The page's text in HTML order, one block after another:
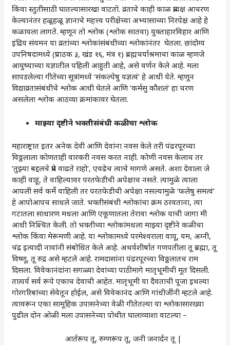
किंवा स्तुतीसाठी घातल्यासारखा वाटतो. व्रताचे काही काळ प्रत्यक्ष आचरण
केल्यानंतर हळूहळू ज्ञानाचे महत्त्व परीक्षेच्या अभ्यासाच्या निरपेक्ष आहे हे
कळायला लागते. म्हणून तो श्लोक (श्लोक सातवा) युक्ताहारविहार आणि
इंद्रिय संयमन या व्रतांच्या श्लोकांसंबंधीच्या श्लोकांनंतर घेतला. छांदोग्य
उपनिषदामध्ये (प्रपाठक ३, खंड १६, मंत्र १) ब्रह्मचर्याश्रमाचा काळ म्हणजे
आयुष्याच्या यज्ञातील पहिली आहुती आहे, असे वर्णन केले आहे. मला
सापडलेल्या गीतेच्या सूत्रांमध्ये ‌‘संकल्पेषु यज्ञत्वं‌’ हे आधी येते. म्हणून
विद्याव्रतासंबंधीचे श्लोक आधी घेतले आणि ‌‘कर्मसु कौशलं‌’ हा चरण
असलेला श्लोक आठव्या क्रमांकावर घेतला.
माझ्या दृष्टीने भक्तीसंबंधी कळीचा श्लोक
महाराष्ट्रात इतर अनेक देवी आणि देवांना नवस केले तरी पंढरपूरच्या
विठ्ठलाला कोणताही वारकरी नवस करत नाही. कोणी नवस केलाच तर
‌‘तुझ्या बद्दलचे प्रेम वाढते राहो‌’, एवढेच त्याचे मागणे असते. अशा देवाला जे
काही वाहू, ते वाहिल्यावर परतफेडीची अपेक्षाच नसते. त्यामुळे त्याला
आपली सर्व कर्मे वाहिली तर परतफेडीची अपेक्षा नसल्यामुळे ‌‘फलेषु समत्वं‌’
हे आपोआपच साधले जाते. भक्तीसंबंधी श्लोकांचा क्रम ठरवताना, त्या
गटातला साधारण मधला आणि एकूणातला तेरावा श्लोक याची जागा मी
आधी निश्चित केली. तो भक्तीच्या श्लोकांमधला माझ्या दृष्टीने कळीचा
श्लोक किंवा मेरूमणी आहे. या श्लोकामध्ये परमेश्वराला वायू, यम, अग्नी,
चंद्र इत्यादी नावांनी संबोधित केले आहे. अथर्वशीर्षात गणपतीला तू ब्रह्मा, तू
विष्णू, तू रुद्र असे म्हटले आहे. रामदासांना पंढरपूरच्या विठ्ठलातच राम
दिसला. विवेकानंदांना सगळ्या देवांच्या पाठीमागे मातृभूमीची मूत दिसली.
तात्पर्य सर्व रूपे एकाच देवाची आहेत. मातृभूमी या दैवताची पूजा इथल्या
गोरगरिबांच्या सेवेतून होईल, असे विवेकानंद आणि गांधीजींनी म्हटले आहे.
त्यावरून एका सामूहिक उपासनेच्या वेळी गीतेतल्या या श्लोकासारख्या
पुढील दोन ओळी मला उपासनेच्या पोथीत घालाव्याशा वाटल्या –
आर्तरूप तू, रुग्णरूप तू, जनी जनार्दन तू |